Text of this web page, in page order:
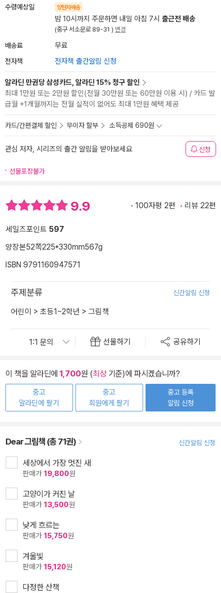
수령예상일 양탄자배송
밤 10시까지 주문하면 내일 아침 7시 출근전 배송
(중구 서소문로 89-31 ) 변경
배송료 무료
전자책 전자책 출간알림 신청
알라딘 만권당 삼성카드, 알라딘 15% 청구 할인
최대 1만원 또는 2만원 할인(전월 30만원 또는 60만원 이용 시) / 카드 발
급월 +1개월까지는 전월 실적이 없어도 최대 1만원 혜택 제공
카드/간편결제 할인 무이자 할부 소득공제 690원
관심 저자, 시리즈의 출간 알림을 받아보세요 신청
선물포장불가
9.9 100자평 2편 리뷰 22편
세일즈포인트 597
양장본52쪽225*330mm567g
ISBN 9791160947571
주제분류 신간알림 신청
어린이 > 초등1~2학년 > 그림책
선물하기 공유하기
이 책을 알라딘에 1,700원 (최상기준)에 파시겠습니까?
중고
알라딘에 팔기
중고
회원에게 팔기
중고 등록
알림 신청
Dear 그림책 (총 71권) 신간알림 신청
세상에서 가장 멋진 새
판매가 19,800원
고양이가 커진 날
판매가 13,500원
낮게 흐르는
판매가 15,750원
겨울빛
판매가 15,120원
다정한 산책